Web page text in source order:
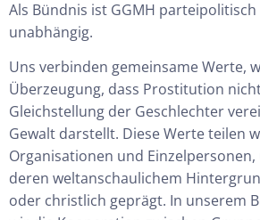
Als Bündnis ist GGMH
unabhängig.
Uns verbinden gemeinsame Werte,
Überzeugung, dass Prostitution
Gleichstellung der Geschlechter
Gewalt darstellt. Diese Werte teilen
Organisationen und
deren weltanschaulichem
oder christlich geprägt. In unserem